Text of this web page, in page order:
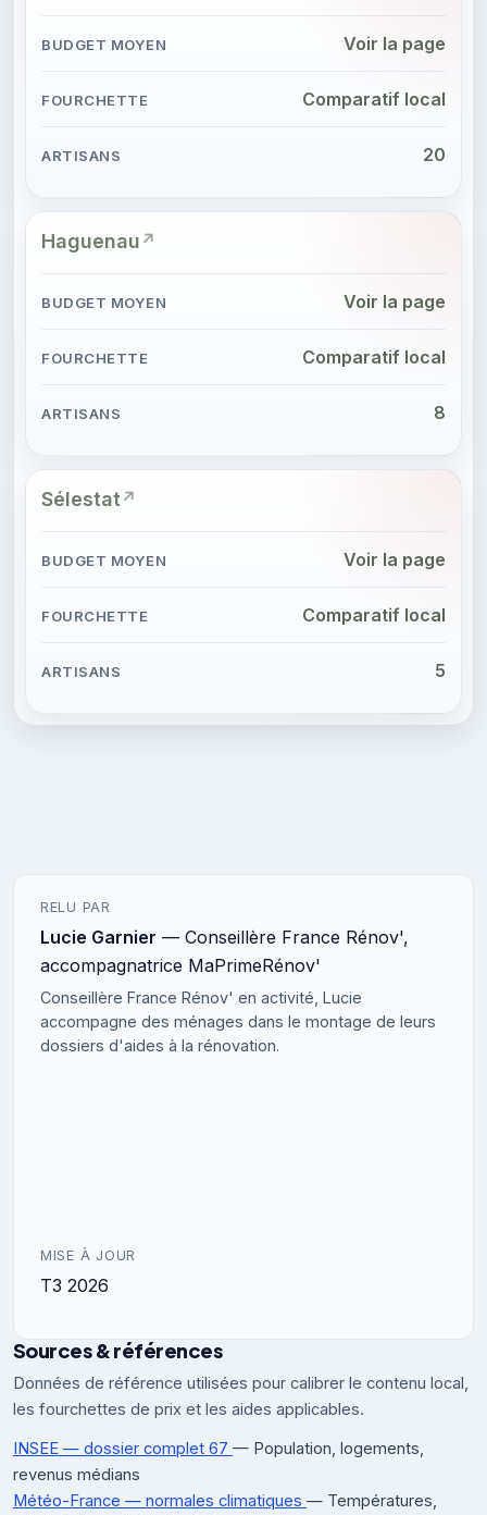
Voir la page
Comparatif local
20
Haguenau
Voir la page
Comparatif local
8
Sélestat
Voir la page
Comparatif local
5
RELU PAR
Lucie Garnier — Conseillère France Rénov',
accompagnatrice MaPrimeRénov'
Conseillère France Rénov' en activité, Lucie
accompagne des ménages dans le montage de leurs
dossiers d'aides à la rénovation.
MISE À JOUR
T3 2026
Sources & références
Données de référence utilisées pour calibrer le contenu local,
les fourchettes de prix et les aides applicables.
INSEE — dossier complet 67 — Population, logements,
revenus médians
Météo-France — normales climatiques — Températures,